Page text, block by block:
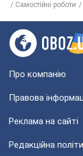
Самостійні роботи
Про компанію
Правова
Реклама на сайті
Редакційна